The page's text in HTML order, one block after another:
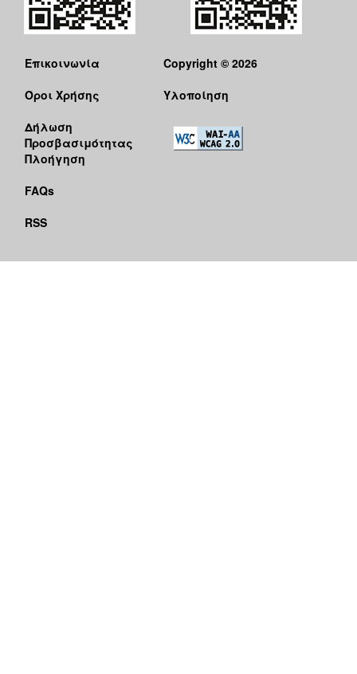
Επικοινωνία
Όροι Χρήσης
Δήλωση
Προσβασιμότητας
Πλοήγηση
FAQs
RSS
Copyright © 2026
Υλοποίηση